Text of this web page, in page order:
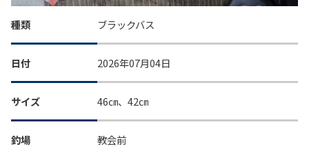
種類 ブラックバス
日付 2026年07月04日
サイズ 46㎝、42㎝
釣場 教会前